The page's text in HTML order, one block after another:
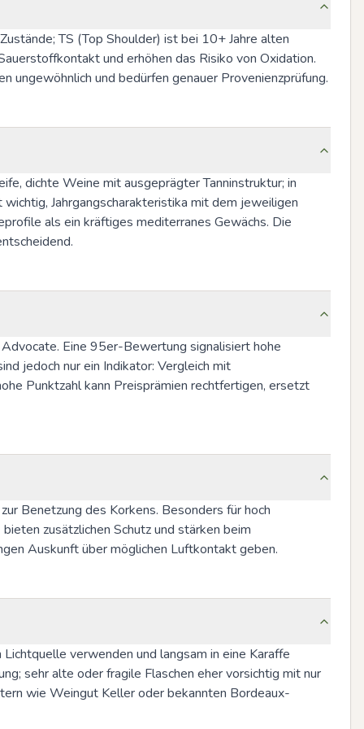
TS (Top Shoulder) ist bei 10+ Jahre alten
und erhöhen das Risiko von Oxidation.
und bedürfen genauer Provenienzprüfung.
dichte Weine mit ausgeprägter Tanninstruktur; in
Jahrgangscharakteristika mit dem jeweiligen
als ein kräftiges mediterranes Gewächs. Die
Eine 95er-Bewertung signalisiert hohe
jedoch nur ein Indikator: Vergleich mit
Punktzahl kann Preisprämien rechtfertigen, ersetzt
Benetzung des Korkens. Besonders für hoch
zusätzlichen Schutz und stärken beim
Auskunft über möglichen Luftkontakt geben.
verwenden und langsam in eine Karaf﻿fe
sehr alte oder fragile Flaschen eher vorsichtig mit nur
wie Weingut Keller oder bekannten Bordeaux-